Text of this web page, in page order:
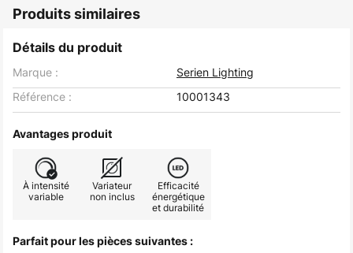
Produits similaires
Détails du produit
Marque :
Serien Lighting
Référence :
10001343
Avantages produit
À intensité
variable
Variateur
non inclus
Efficacité
énergétique
et durabilité
Parfait pour les pièces suivantes :